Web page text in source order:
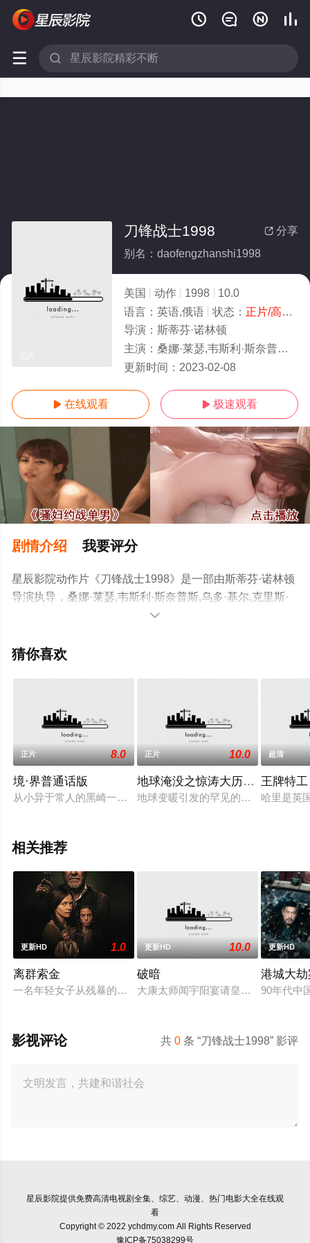
   
 
 分享
刀锋战士1998
别名：daofengzhanshi1998
美国 动作 1998
10.0
语言： 英语,俄语 状态： 正片/高清
导演： 斯蒂芬·诺林顿
主演： 桑娜·莱瑟,韦斯利·斯奈普斯,乌多·基尔,克里斯·克里斯托佛森,斯蒂芬·多尔夫,唐纳尔·罗格,雅丽·乔维尔,Andray·Johnson
更新时间： 2023-02-08
 在线观看  极速观看
剧情介绍 我要评分
星辰影院动作片《刀锋战士1998》是一部由斯蒂芬·诺林顿
导演执导，桑娜·莱瑟,韦斯利·斯奈普斯,乌多·基尔,克里斯·
克里斯托佛森,斯蒂芬·多尔夫,唐纳尔·罗格,雅丽·乔维
爱德华兹,蒂姆·金尼,D·V·德文森蒂斯,西德尼·S·柳法,列万·
影院，更多相关信息可移步至豆瓣电影、电视猫或剧情网
等平台了解。

猜你喜欢
正片 8.0
境·界普通话版
从小异于常人的黑崎一护（福士苍汰 饰），在一次机缘巧合下
正片 10.0
地球淹没之惊涛大历险普通话版
地球变暖引发的罕见的飓风席卷全球
超清
王牌特
哈里是英
相关推荐
更新HD 1.0
离群索金
一名年轻女子从残暴的亡命团伙手中劫走了一批黄金，一路逃
更新HD 10.0
破暗
大康太师闻宇阳宴请皇上义子神策府
更新HD
港城大
90年代中
共0 条 “刀锋战士1998” 影评
影视评论
星辰影院提供免费高清电视剧全集、综艺、动漫、热门电影大全在线观
看
Copyright © 2022 ychdmy.com All Rights Reserved
豫ICP备75038299号